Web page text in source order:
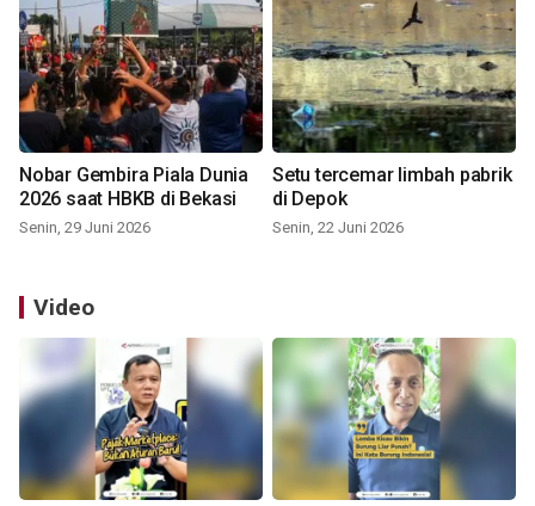
Nobar Gembira Piala Dunia
2026 saat HBKB di Bekasi
Senin, 29 Juni 2026
Setu tercemar limbah pabrik
di Depok
Senin, 22 Juni 2026
Video